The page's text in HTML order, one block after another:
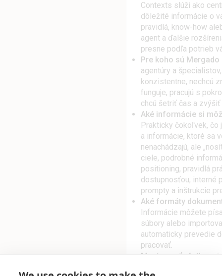
Contexts slúži ako
dôležité informácie o
pravidlá, know-how
agent a ďalšie
presne podľa potrieb
Pre koho sú
agentúry a
konzistentne, nechcú
funguje, pracujú s
chcú šetriť čas a
Aké informácie si
Prakticky čokoľvek,
a informácie, ktoré sa
nenachádzajú, ale
ciele, podrobné
positioning, pravidlá
dostupnosťou, interné
prompty a inštrukcie
Aké formáty
Informácie môžete
súbory alebo
automaticky prevedie
pracovať.
Musím mať všetko